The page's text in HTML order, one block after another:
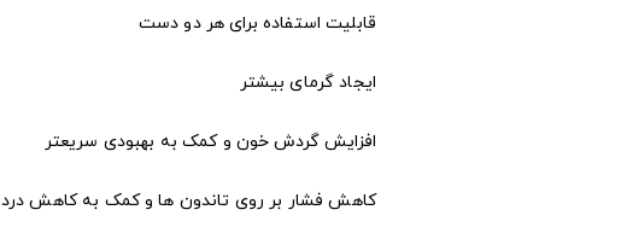
قابلیت استفاده برای هر دو دست
ایجاد گرمای بیشتر
افزایش گردش خون و کمک به بهبودی سریعتر
کاهش فشار بر روی تاندون ها و کمک به کاهش درد